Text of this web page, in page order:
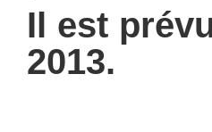
Il est
2013.